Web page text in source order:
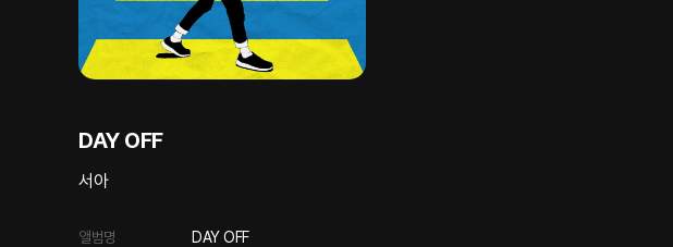
DAY OFF
서아
앨범명
DAY OFF